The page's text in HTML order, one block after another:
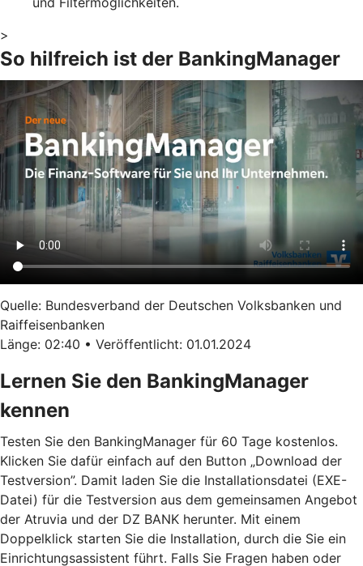
>
So hilfreich ist der BankingManager
Quelle: Bundesverband der Deutschen Volksbanken und
Raiffeisenbanken
Länge: 02:40 • Veröffentlicht: 01.01.2024
Lernen Sie den BankingManager
kennen
Testen Sie den BankingManager für 60 Tage kostenlos.
Klicken Sie dafür einfach auf den Button „Download der
Testversion”. Damit laden Sie die Installationsdatei (EXE-
Datei) für die Testversion aus dem gemeinsamen Angebot
der Atruvia und der DZ BANK herunter. Mit einem
Doppelklick starten Sie die Installation, durch die Sie ein
Einrichtungsassistent führt. Falls Sie Fragen haben oder